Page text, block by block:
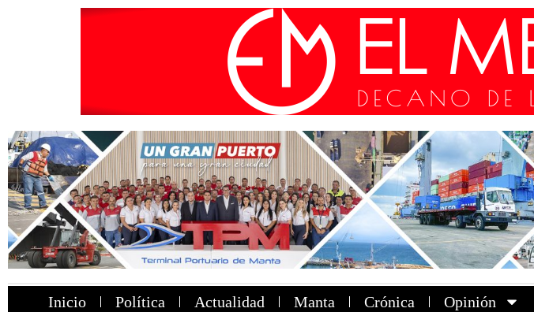
Inicio Política Actualidad Manta Crónica Opinión